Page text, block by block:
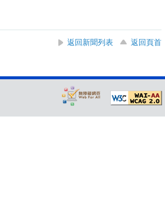
返回新聞列表
返回頁首